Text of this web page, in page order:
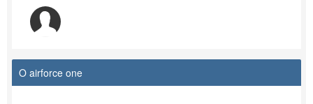
O airforce one